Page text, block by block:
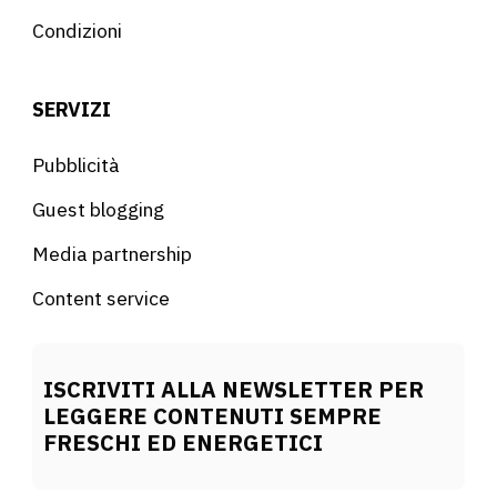
Condizioni
SERVIZI
Pubblicità
Guest blogging
Media partnership
Content service
ISCRIVITI ALLA NEWSLETTER PER
LEGGERE CONTENUTI SEMPRE
FRESCHI ED ENERGETICI